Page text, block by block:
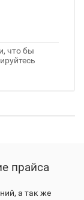
что бы
прайса
а так же